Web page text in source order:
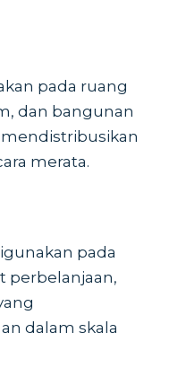
pada ruang
dan bangunan
merata.
pada
perbelanjaan,
dalam skala